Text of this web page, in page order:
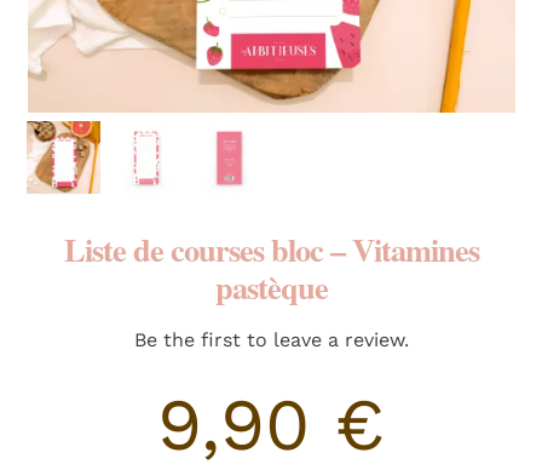
RECHERCHER:
Liste de courses bloc – Vitamines
pastèque
Be the first to leave a review.
9,90 €